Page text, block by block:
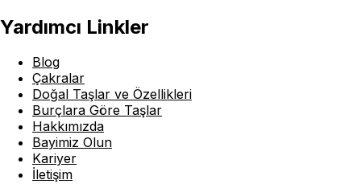
Yardımcı Linkler
Blog
Çakralar
Doğal Taşlar ve Özellikleri
Burçlara Göre Taşlar
Hakkımızda
Bayimiz Olun
Kariyer
İletişim